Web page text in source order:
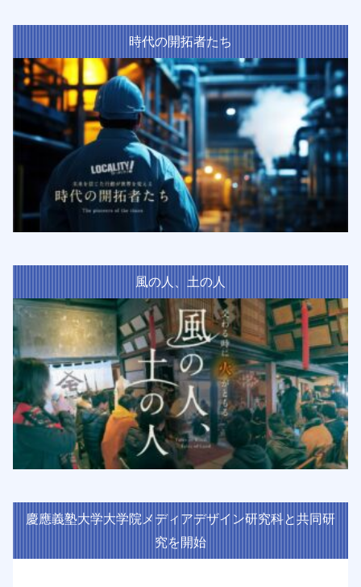
時代の開拓者たち
風の人、土の人
慶應義塾大学大学院メディアデザイン研究科と共同研
究を開始